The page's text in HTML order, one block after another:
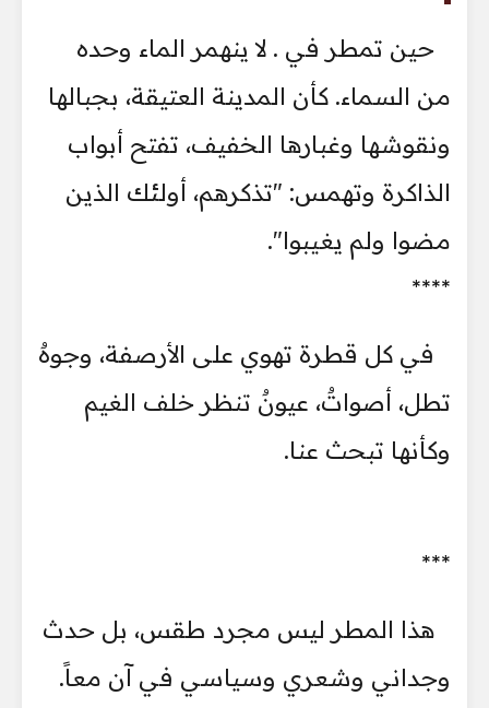
حين تمطر في . لا ينهمر الماء وحده
من السماء. كأن المدينة العتيقة، بجبالها
ونقوشها وغبارها الخفيف، تفتح أبواب
الذاكرة وتهمس: "تذكرهم، أولئك الذين
مضوا ولم يغيبوا".
****
في كل قطرة تهوي على الأرصفة، وجوهٌ
تطل، أصواتٌ، عيونٌ تنظر خلف الغيم
وكأنها تبحث عنا.
***
هذا المطر ليس مجرد طقس، بل حدث
وجداني وشعري وسياسي في آن معاً.